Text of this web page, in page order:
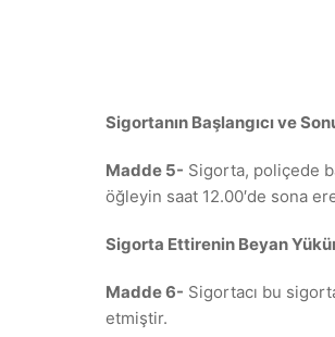
Sigortanın Başlangıcı ve
Madde 5- Sigorta, poliçede
öğleyin saat 12.00′de sona
Sigorta Ettirenin Beyan
Madde 6- Sigortacı bu
etmiştir.